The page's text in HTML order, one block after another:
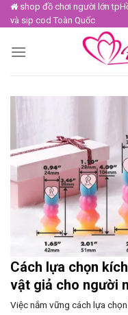
Skip
to
shop đồ chơi người lớn
và sip cod Toàn Quốc
Cách lựa chọn
vật giả cho người
Việc nắm vững cách lựa